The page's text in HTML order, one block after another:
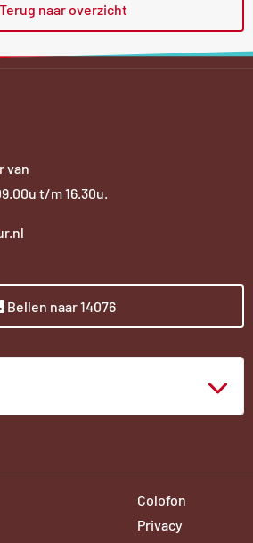
Terug naar overzicht
van
t/m 16.30u.
Bellen naar 14076
Colofon
Privacy